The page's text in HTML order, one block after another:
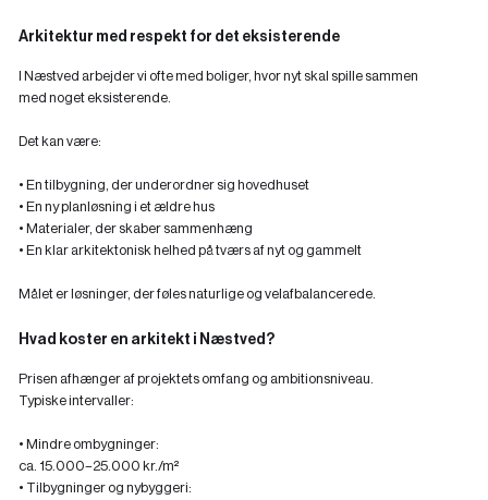
Arkitektur med respekt for det eksisterende
I Næstved arbejder vi ofte med boliger, hvor nyt skal spille sammen
med noget eksisterende.
Det kan være:
• En tilbygning, der underordner sig hovedhuset
• En ny planløsning i et ældre hus
• Materialer, der skaber sammenhæng
• En klar arkitektonisk helhed på tværs af nyt og gammelt
Målet er løsninger, der føles naturlige og velafbalancerede.
Hvad koster en arkitekt i Næstved?
Prisen afhænger af projektets omfang og ambitionsniveau.
Typiske intervaller:
• Mindre ombygninger:
ca. 15.000–25.000 kr./m²
• Tilbygninger og nybyggeri: